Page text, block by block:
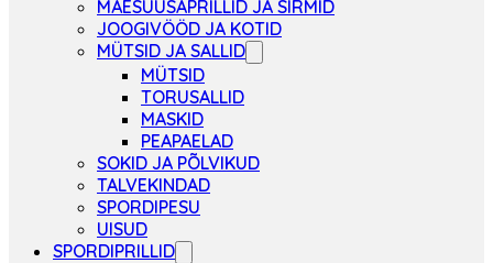
MÄESUUSAPRILLID JA SIRMID
JOOGIVÖÖD JA KOTID
MÜTSID JA SALLID
MÜTSID
TORUSALLID
MASKID
PEAPAELAD
SOKID JA PÕLVIKUD
TALVEKINDAD
SPORDIPESU
UISUD
SPORDIPRILLID